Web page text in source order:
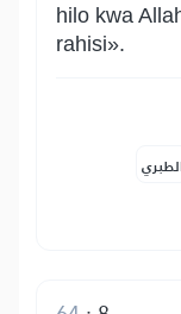
hilo kwa
rahisi».